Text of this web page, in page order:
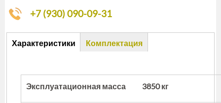
+7 (930) 090-09-31
Описание
Характеристики
Комплектация
Эксплуатационная масса 3850 кг